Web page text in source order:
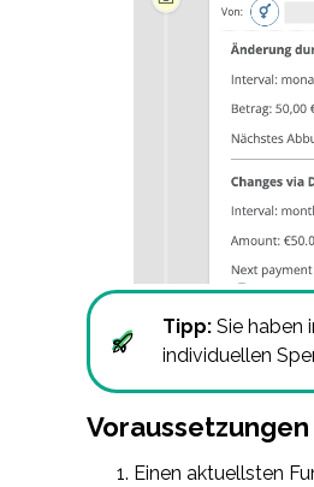
Tipp: Sie haben
individuellen
Voraussetzungen
Einen aktuellsten